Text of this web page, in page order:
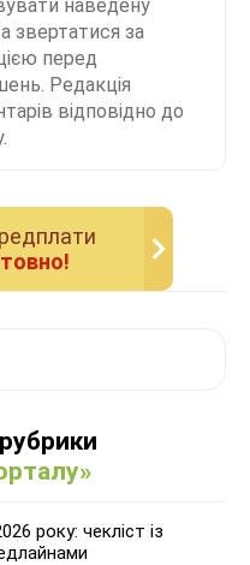
наведену
звертатися за
перед
Редакція
відповідно до
року: чекліст із